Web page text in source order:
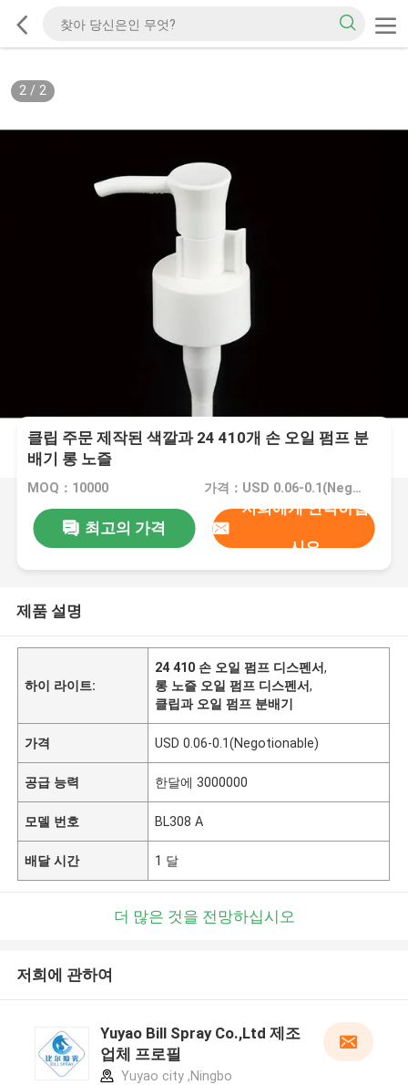
2/ 2
클립 주문 제작된 색깔과 24 410개 손 오일 펌프 분
배기 롱 노즐
MOQ：10000 가격：USD 0.06-0.1(Negotionable)
최고의 가격
저희에게 연락하십
시오
제품 설명
하이 라이트:
24 410 손 오일 펌프 디스펜서,
롱 노즐 오일 펌프 디스펜서,
클립과 오일 펌프 분배기
가격 USD 0.06-0.1(Negotionable)
공급 능력 한달에 3000000
모델 번호 BL308 A
배달 시간 1 달
더 많은 것을 전망하십시오
저희에 관하여
Yuyao Bill Spray Co.,Ltd 제조
업체 프로필
Yuyao city ,Ningbo